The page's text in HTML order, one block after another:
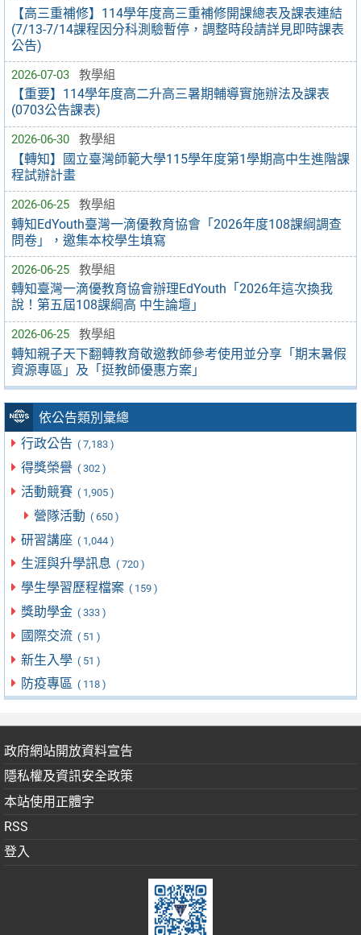
【高三重補修】114學年度高三重補修開課總表及課表連結
(7/13-7/14課程因分科測驗暫停，調整時段請詳見即時課表
公告)
2026-07-03 教學組
【重要】114學年度高二升高三暑期輔導實施辦法及課表
(0703公告課表)
2026-06-30 教學組
【轉知】國立臺灣師範大學115學年度第1學期高中生進階課
程試辦計畫
2026-06-25 教學組
轉知EdYouth臺灣一滴優教育協會「2026年度108課綱調查
問卷」，邀集本校學生填寫
2026-06-25 教學組
轉知臺灣一滴優教育協會辦理EdYouth「2026年這次換我
說！第五屆108課綱高 中生論壇」
2026-06-25 教學組
轉知親子天下翻轉教育敬邀教師參考使用並分享「期末暑假
資源專區」及「挺教師優惠方案」
依公告類別彙總
行政公告 ( 7,183 )
得獎榮譽 ( 302 )
活動競賽 ( 1,905 )
營隊活動 ( 650 )
研習講座 ( 1,044 )
生涯與升學訊息 ( 720 )
學生學習歷程檔案 ( 159 )
獎助學金 ( 333 )
國際交流 ( 51 )
新生入學 ( 51 )
防疫專區 ( 118 )
政府網站開放資料宣告
隱私權及資訊安全政策
本站使用正體字
RSS
登入